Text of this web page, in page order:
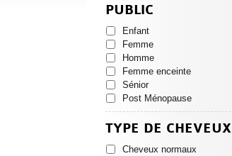
Capteur de
Cholestérol
Circulation
Coupe faim
Défenses
naturelles
Détox
Draineur
Forme & tonus
Mémoire
PUBLIC
Enfant
Femme
Homme
Femme enceinte
Sénior
Post Ménopause
TYPE DE CHEVEUX
Cheveux normaux